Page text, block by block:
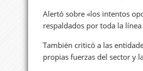
Alertó sobre «los intentos
respaldados por toda la
También criticó a las
propias fuerzas del sector y